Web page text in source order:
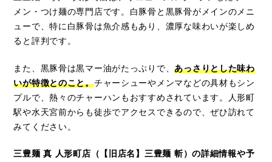
メン・つけ麺の専門店です。白豚骨と黒豚骨がメインのメニ
ューで、特に白豚骨は魚介感もあり、濃厚な味わいが楽しめ
ると評判です。
また、黒豚骨は黒マー油がたっぷりで、あっさりとした味わ
いが特徴とのこと。チャーシューやメンマなどの具材もシン
プルで、熱々のチャーハンもおすすめされています。人形町
駅や水天宮前からも徒歩でアクセスできるので、ぜひ訪れて
みてください。
三豊麺 真 人形町店（【旧店名】三豊麺 斬）の詳細情報や予